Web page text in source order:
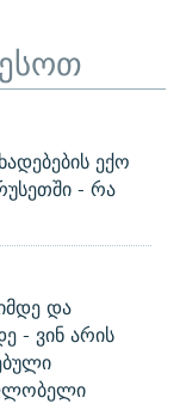
ექო
- რა
და
- ვინ არის